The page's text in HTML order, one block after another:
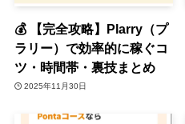
💰 【完全攻略】Plarry（プ
ラリー）で効率的に稼ぐコ
ツ・時間帯・裏技まとめ
2025年11月30日